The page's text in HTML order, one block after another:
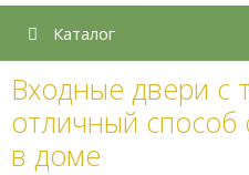
Каталог
Входные двери
отличный способ
в доме